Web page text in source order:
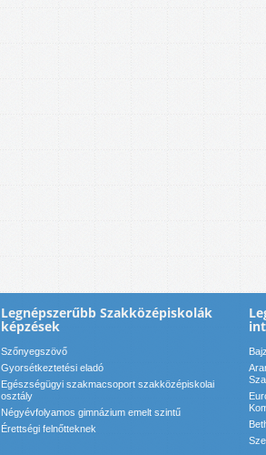
Legnépszerűbb Szakközépiskolák
képzések
Szőnyegszövő
Gyorsétkeztetési eladó
Egészségügyi szakmacsoport szakközépiskolai
osztály
Négyévfolyamos gimnázium emelt szintű
Érettségi felnőtteknek